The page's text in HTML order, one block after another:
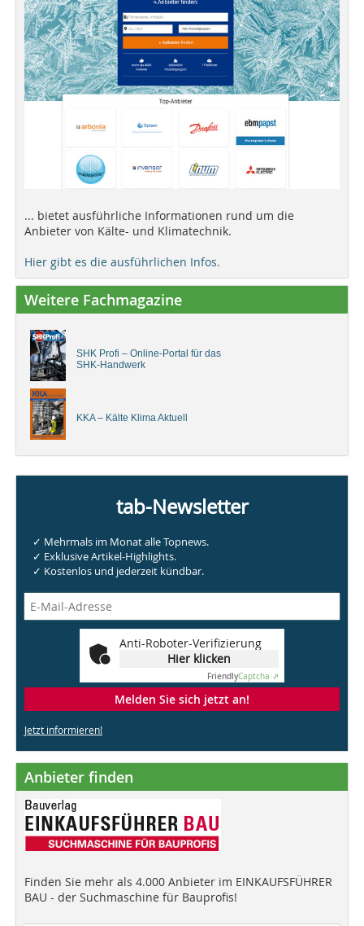
... bietet ausführliche Informationen rund um die
Anbieter von Kälte- und Klimatechnik.
Hier gibt es die ausführlichen Infos.
Weitere Fachmagazine
SHK Profi – Online-Portal für das
SHK-Handwerk
KKA – Kälte Klima Aktuell
tab-Newsletter
✓ Mehrmals im Monat alle Topnews.
✓ Exklusive Artikel-Highlights.
✓ Kostenlos und jederzeit kündbar.
Anti-Roboter-Verifizierung
Hier klicken
FriendlyCaptcha ⇗
Melden Sie sich jetzt an!
Jetzt informieren!
Anbieter finden
Finden Sie mehr als 4.000 Anbieter im EINKAUFSFÜHRER
BAU - der Suchmaschine für Bauprofis!